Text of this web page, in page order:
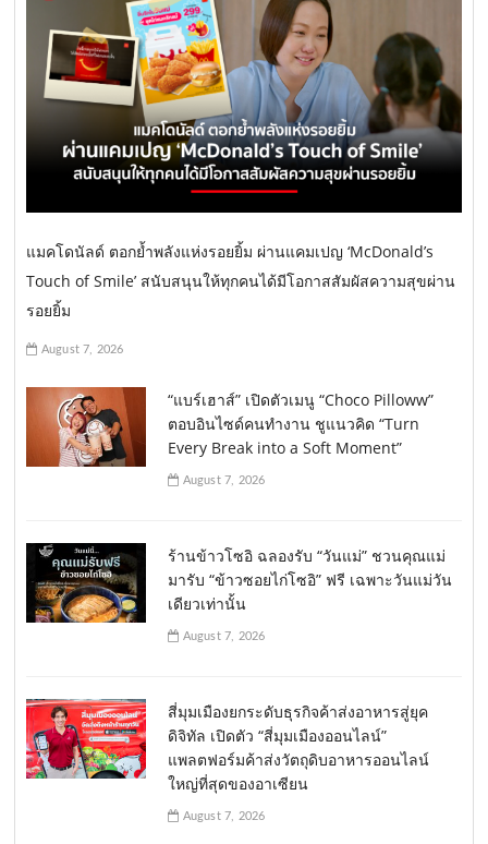
แมคโดนัลด์ ตอกย้ำพลังแห่งรอยยิ้ม ผ่านแคมเปญ ‘McDonald’s
Touch of Smile’ สนับสนุนให้ทุกคนได้มีโอกาสสัมผัสความสุขผ่าน
รอยยิ้ม
August 7, 2026
“แบร์เฮาส์” เปิดตัวเมนู “Choco Pilloww”
ตอบอินไซด์คนทำงาน ชูแนวคิด “Turn
Every Break into a Soft Moment”
August 7, 2026
ร้านข้าวโซอิ ฉลองรับ “วันแม่” ชวนคุณแม่
มารับ “ข้าวซอยไก่โซอิ” ฟรี เฉพาะวันแม่วัน
เดียวเท่านั้น
August 7, 2026
สี่มุมเมืองยกระดับธุรกิจค้าส่งอาหารสู่ยุค
ดิจิทัล เปิดตัว “สี่มุมเมืองออนไลน์”
แพลตฟอร์มค้าส่งวัตถุดิบอาหารออนไลน์
ใหญ่ที่สุดของอาเซียน
August 7, 2026